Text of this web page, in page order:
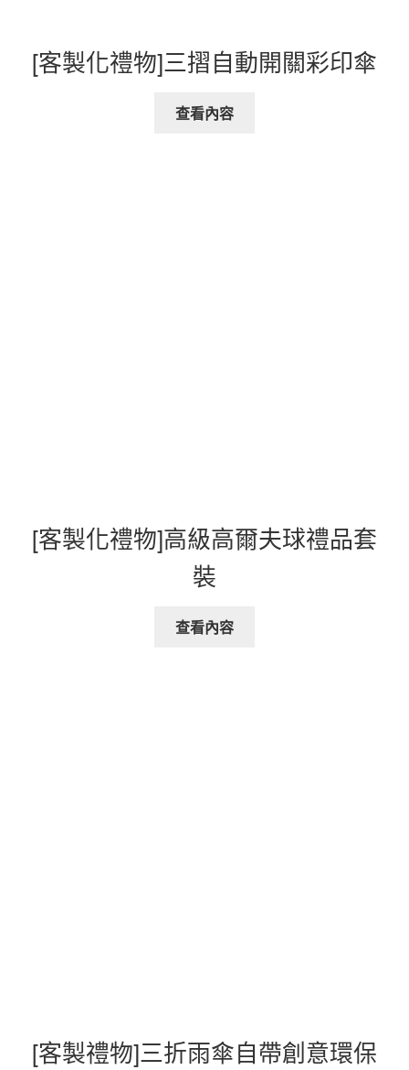
[客製化禮物]三摺自動開關彩印傘
查看內容
[客製化禮物]高級高爾夫球禮品套
裝
查看內容
[客製禮物]三折雨傘自帶創意環保